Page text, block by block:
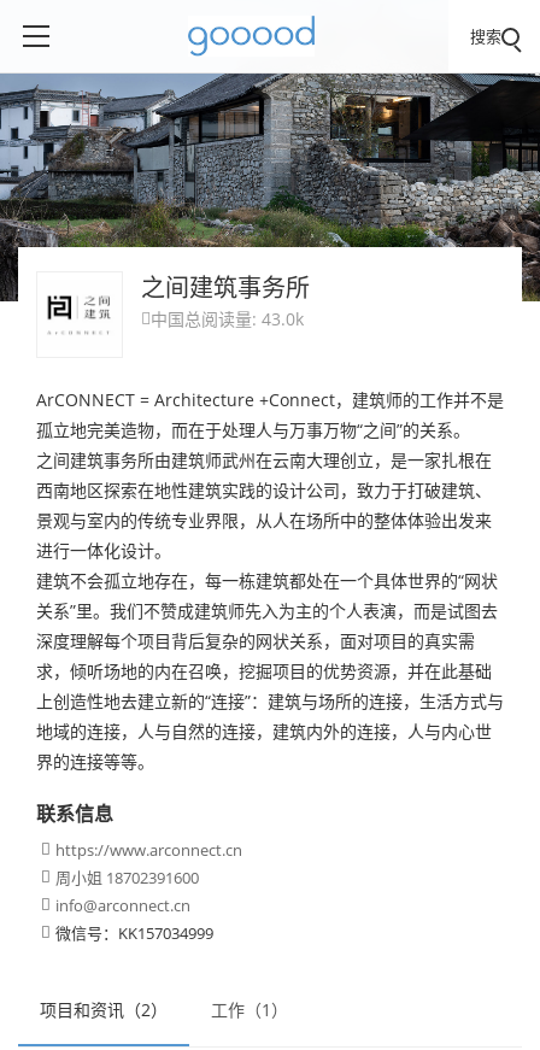
搜索
项目和资讯（2） 工作（1）
之间建筑事务所
 中国总阅读量: 43.0k
ArCONNECT = Architecture +Connect，建筑师的工作并不是
孤立地完美造物，而在于处理人与万事万物“之间”的关系。
之间建筑事务所由建筑师武州在云南大理创立，是一家扎根在
西南地区探索在地性建筑实践的设计公司，致力于打破建筑、
景观与室内的传统专业界限，从人在场所中的整体体验出发来
进行一体化设计。
建筑不会孤立地存在，每一栋建筑都处在一个具体世界的“网状
关系”里。我们不赞成建筑师先入为主的个人表演，而是试图去
深度理解每个项目背后复杂的网状关系，面对项目的真实需
求，倾听场地的内在召唤，挖掘项目的优势资源，并在此基础
上创造性地去建立新的“连接”：建筑与场所的连接，生活方式与
地域的连接，人与自然的连接，建筑内外的连接，人与内心世
界的连接等等。
联系信息
 https://www.arconnect.cn
 周小姐 18702391600
 info@arconnect.cn
 微信号：KK157034999